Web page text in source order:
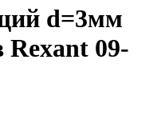
d=3мм
Rexant 09-